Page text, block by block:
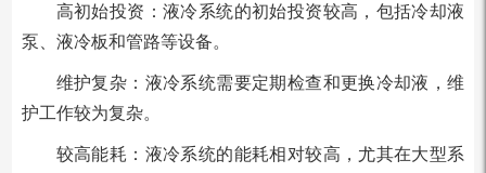
高初始投资：液冷系统的初始投资较高，包括冷却液
泵、液冷板和管路等设备。
维护复杂：液冷系统需要定期检查和更换冷却液，维
护工作较为复杂。
较高能耗：液冷系统的能耗相对较高，尤其在大型系